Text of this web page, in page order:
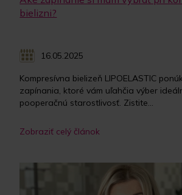
bielizni?
16.05.2025
Kompresívna bielizeň LIPOELASTIC
zapínania, ktoré vám uľahčia výber
pooperačnú starostlivosť. Zistite...
Zobraziť celý článok